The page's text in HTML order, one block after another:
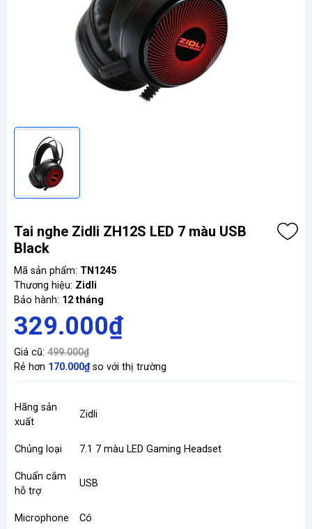
Tai nghe Zidli ZH12S LED 7 màu USB
Black
Mã sản phẩm: TN1245
Thương hiệu: Zidli
Bảo hành: 12 tháng
329.000₫
Giá cũ: 499.000₫
Rẻ hơn 170.000₫so với thị trường
Hãng sản
xuất
Zidli
Chủng loại 7.1 7 màu LED Gaming Headset
Chuẩn cắm
hỗ trợ
USB
Microphone Có